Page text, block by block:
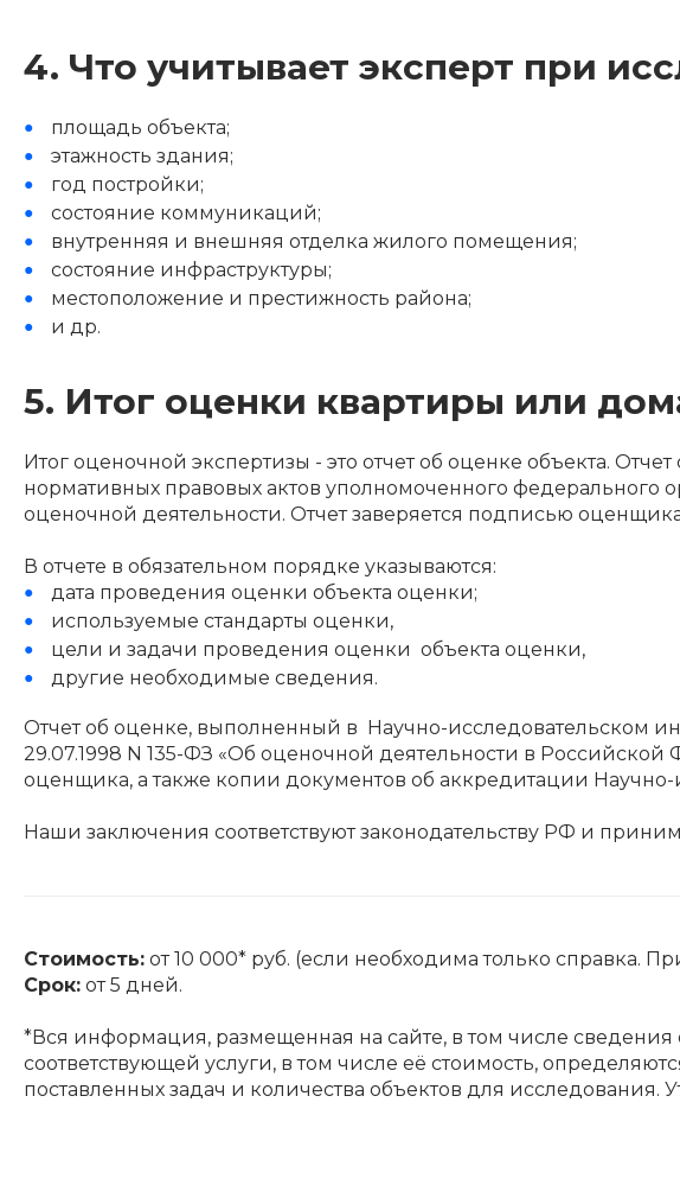
4. Что учитывает эксперт при
площадь объекта;
этажность здания;
год постройки;
состояние коммуникаций;
внутренняя и внешняя отделка жилого помещения;
состояние инфраструктуры;
местоположение и престижность района;
и др.
5. Итог оценки квартиры или
Итог оценочной экспертизы - это отчет об оценке объекта.
нормативных правовых актов уполномоченного
оценочной деятельности. Отчет заверяется подписью
В отчете в обязательном порядке указываются:
дата проведения оценки объекта оценки;
используемые стандарты оценки,
цели и задачи проведения оценки объекта оценки,
другие необходимые сведения.
Отчет об оценке, выполненный в Научно-исследовательском
29.07.1998 N 135-ФЗ «Об оценочной деятельности в
оценщика, а также копии документов об аккредитации Научно-
Наши заключения соответствуют законодательству РФ и
Стоимость: от 10 000* руб. (если необходима только справка.
Срок: от 5 дней.
*Вся информация, размещенная на сайте, в том числе сведения
соответствующей услуги, в том числе её стоимость,
поставленных задач и количества объектов для исследования.